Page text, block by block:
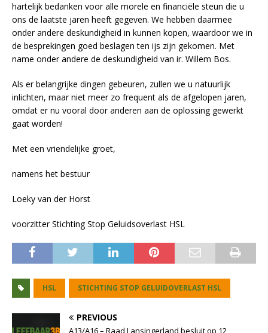
hartelijk bedanken voor alle morele en financiële steun die u
ons de laatste jaren heeft gegeven. We hebben daarmee
onder andere deskundigheid in kunnen kopen, waardoor we in
de besprekingen goed beslagen ten ijs zijn gekomen. Met
name onder andere de deskundigheid van ir. Willem Bos.
Als er belangrijke dingen gebeuren, zullen we u natuurlijk
inlichten, maar niet meer zo frequent als de afgelopen jaren,
omdat er nu vooral door anderen aan de oplossing gewerkt
gaat worden!
Met een vriendelijke groet,
namens het bestuur
Loeky van der Horst
voorzitter Stichting Stop Geluidsoverlast HSL
HSL STICHTING STOP GELUIDOVERLAST HSL
PREVIOUS
A13/A16 – Raad Lansingerland besluit op 12